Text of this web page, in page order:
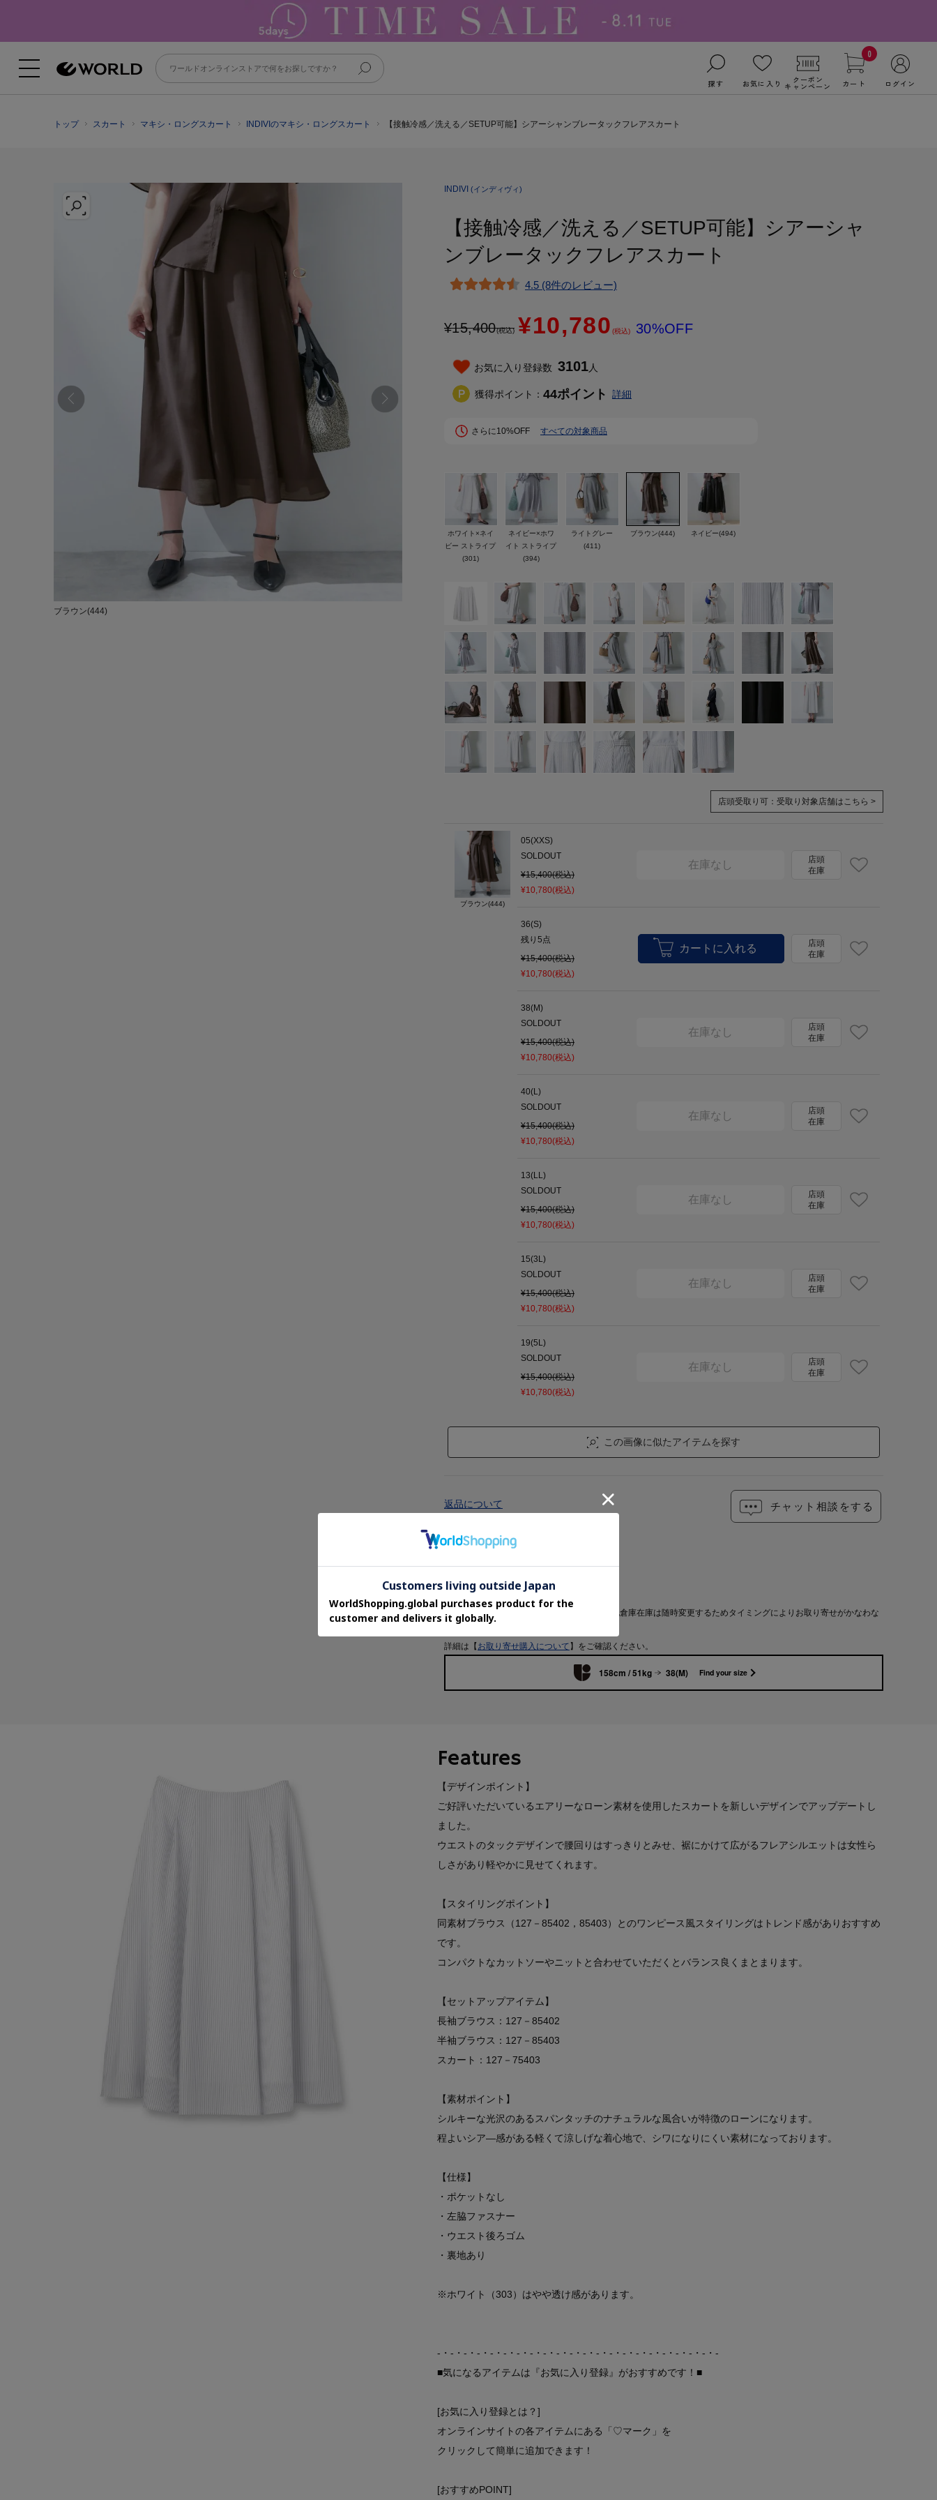
探す お気に入り クーポン
キャンペーン
0
カート ログイン
トップ スカート マキシ・ロングスカート INDIVIのマキシ・ロングスカート 【接触冷感／洗える／SETUP可能】シアーシャンブレータックフレアスカート
ブラウン(444)
INDIVI (インディヴィ)
【接触冷感／洗える／SETUP可能】シアーシャ
ンブレータックフレアスカート
4.5 (8件のレビュー)
¥15,400(税込) ¥10,780 (税込) 30%OFF
お気に入り登録数 3101人
獲得ポイント： 44ポイント 詳細
さらに10%OFF すべての対象商品
ホワイト×ネイ
ビー ストライプ
(301)
ネイビー×ホワ
イト ストライプ
(394)
ライトグレー
(411)
ブラウン(444) ネイビー(494)
店頭受取り可： 受取り対象店舗はこちら >
ブラウン(444)
05(XXS)
SOLDOUT
¥15,400(税込)
¥10,780(税込)
在庫なし
店頭
在庫
36(S)
残り 5点
¥15,400(税込)
¥10,780(税込)
店頭
在庫
38(M)
SOLDOUT
¥15,400(税込)
¥10,780(税込)
在庫なし
店頭
在庫
40(L)
SOLDOUT
¥15,400(税込)
¥10,780(税込)
在庫なし
店頭
在庫
13(LL)
SOLDOUT
¥15,400(税込)
¥10,780(税込)
在庫なし
店頭
在庫
15(3L)
SOLDOUT
¥15,400(税込)
¥10,780(税込)
在庫なし
店頭
在庫
19(5L)
SOLDOUT
¥15,400(税込)
¥10,780(税込)
在庫なし
店頭
在庫
この画像に似たアイテムを探す
チャット相談をする
返品について
ご注文後に商品のお手配をおこないますが、他倉庫在庫は随時変更するためタイミングによりお取り寄せがかなわな
詳細は【 お取り寄せ購入について 】をご確認ください。
158cm / 51kg 38(M) Find your size
Features
【デザインポイント】
ご好評いただいているエアリーなローン素材を使用したスカートを新しいデザインでアップデートし
ました。
ウエストのタックデザインで腰回りはすっきりとみせ、裾にかけて広がるフレアシルエットは女性ら
しさがあり軽やかに見せてくれます。
【スタイリングポイント】
同素材ブラウス（127－85402，85403）とのワンピース風スタイリングはトレンド感がありおすすめ
です。
コンパクトなカットソーやニットと合わせていただくとバランス良くまとまります。
【セットアップアイテム】
長袖ブラウス：127－85402
半袖ブラウス：127－85403
スカート：127－75403
【素材ポイント】
シルキーな光沢のあるスパンタッチのナチュラルな風合いが特徴のローンになります。
程よいシア―感がある軽くて涼しげな着心地で、シワになりにくい素材になっております。
【仕様】
・ポケットなし
・左脇ファスナー
・ウエスト後ろゴム
・裏地あり
※ホワイト（303）はやや透け感があります。
-・-・-・-・-・-・-・-・-・-・-・-・-・-・-・-・-・-・-・-・-・-
■気になるアイテムは『お気に入り登録』がおすすめです！■
[お気に入り登録とは？]
オンラインサイトの各アイテムにある「♡マーク」を
クリックして簡単に追加できます！
[おすすめPOINT]